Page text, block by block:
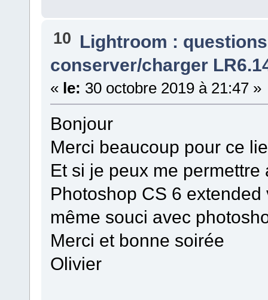
10 Lightroom :
conserver/charger
« le: 30 octobre 2019 à 21:47 »
Bonjour
Merci beaucoup pour ce
Et si je peux me
Photoshop CS 6
même souci avec
Merci et bonne soirée
Olivier